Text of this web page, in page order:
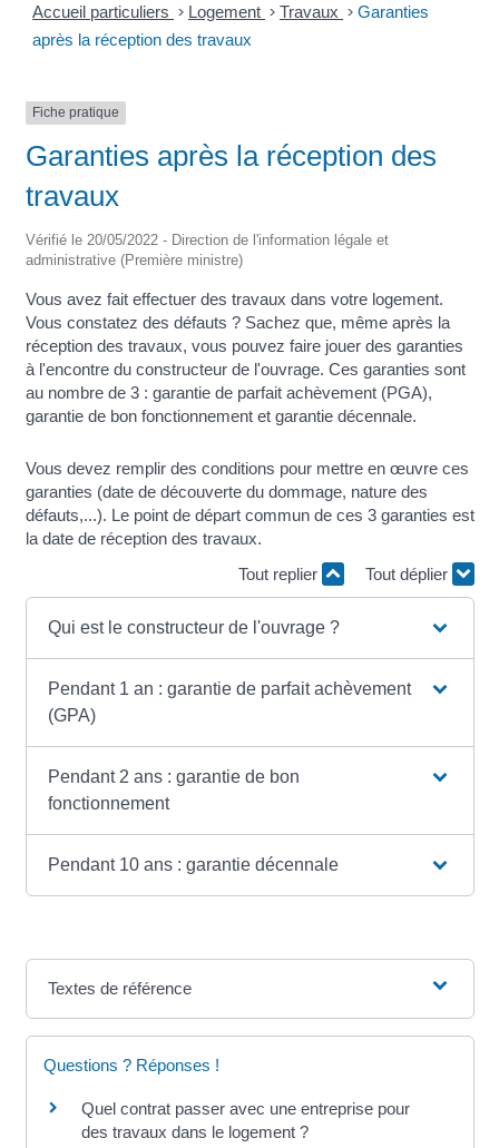
Accueil particuliers > Logement > Travaux > Garanties
après la réception des travaux
Fiche pratique
Garanties après la réception des
travaux
Vérifié le 20/05/2022 - Direction de l'information légale et
administrative (Première ministre)
Vous avez fait effectuer des travaux dans votre logement.
Vous constatez des défauts ? Sachez que, même après la
réception des travaux, vous pouvez faire jouer des garanties
à l'encontre du constructeur de l'ouvrage. Ces garanties sont
au nombre de 3 : garantie de parfait achèvement (PGA),
garantie de bon fonctionnement et garantie décennale.
Vous devez remplir des conditions pour mettre en œuvre ces
garanties (date de découverte du dommage, nature des
défauts,...). Le point de départ commun de ces 3 garanties est
la date de réception des travaux.
Tout replier
Tout déplier
Qui est le constructeur de l'ouvrage ?
Pendant 1 an : garantie de parfait achèvement
(GPA)
Pendant 2 ans : garantie de bon
fonctionnement
Pendant 10 ans : garantie décennale
Textes de référence
Questions ? Réponses !
Quel contrat passer avec une entreprise pour
des travaux dans le logement ?